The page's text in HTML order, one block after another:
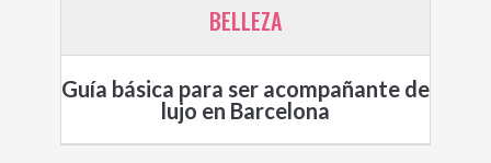
BELLEZA
Guía básica para ser acompañante de
lujo en Barcelona